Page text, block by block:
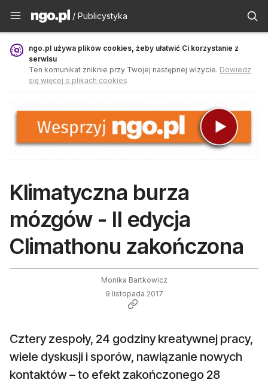
Publicystyka - ngo.pl
/ Publicystyka
ngo.pl używa plików cookies, żeby ułatwić Ci korzystanie z
serwisu
Ten komunikat zniknie przy Twojej następnej wizycie. Dowiedz
się więcej o plikach cookies
Klimatyczna burza
mózgów - II edycja
Climathonu zakończona
Monika Bartkowicz
9 listopada 2017
Cztery zespoły, 24 godziny kreatywnej pracy,
wiele dyskusji i sporów, nawiązanie nowych
kontaktów – to efekt zakończonego 28